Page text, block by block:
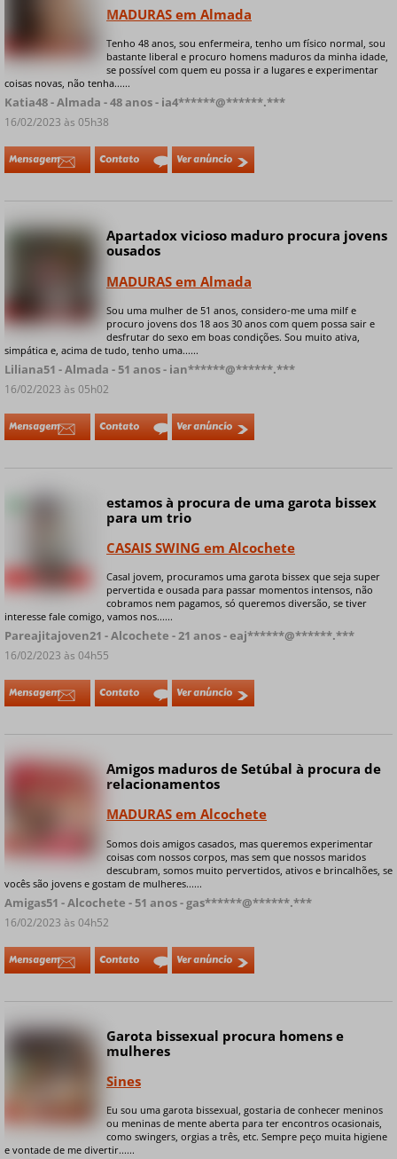
+ 7 fotos privadas
MADURAS em Almada
Tenho 48 anos, sou enfermeira, tenho um físico normal, sou
bastante liberal e procuro homens maduros da minha idade,
se possível com quem eu possa ir a lugares e experimentar
coisas novas, não tenha......
Katia48 - Almada - 48 anos - ia4******@******.***
16/02/2023 às 05h38
Mensagem Contato Ver anúncio
Online
+ 6 fotos privadas
Apartadox vicioso maduro procura jovens
ousados
MADURAS em Almada
Sou uma mulher de 51 anos, considero-me uma milf e
procuro jovens dos 18 aos 30 anos com quem possa sair e
desfrutar do sexo em boas condições. Sou muito ativa,
simpática e, acima de tudo, tenho uma......
Liliana51 - Almada - 51 anos - ian******@******.***
16/02/2023 às 05h02
Mensagem Contato Ver anúncio
estamos à procura de uma garota bissex
para um trio
CASAIS SWING em Alcochete
Casal jovem, procuramos uma garota bissex que seja super
pervertida e ousada para passar momentos intensos, não
cobramos nem pagamos, só queremos diversão, se tiver
interesse fale comigo, vamos nos......
Pareajitajoven21 - Alcochete - 21 anos - eaj******@******.***
16/02/2023 às 04h55
Mensagem Contato Ver anúncio
Amigos maduros de Setúbal à procura de
relacionamentos
MADURAS em Alcochete
Somos dois amigos casados, mas queremos experimentar
coisas com nossos corpos, mas sem que nossos maridos
descubram, somos muito pervertidos, ativos e brincalhões, se
vocês são jovens e gostam de mulheres......
Amigas51 - Alcochete - 51 anos - gas******@******.***
16/02/2023 às 04h52
Mensagem Contato Ver anúncio
Garota bissexual procura homens e
mulheres
Sines
Eu sou uma garota bissexual, gostaria de conhecer meninos
ou meninas de mente aberta para ter encontros ocasionais,
como swingers, orgias a três, etc. Sempre peço muita higiene
e vontade de me divertir......